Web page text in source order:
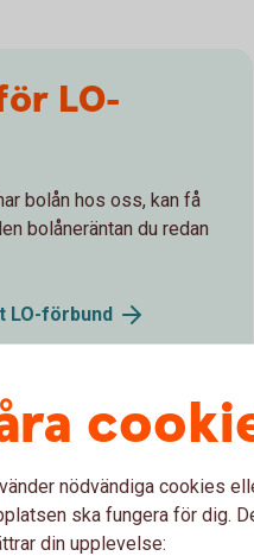
LO-
bolån hos oss, kan få
bolåneräntan du redan
LO-förbund
vill köpa
nödvändiga cookies
ska fungera för dig.
din upplevelse: